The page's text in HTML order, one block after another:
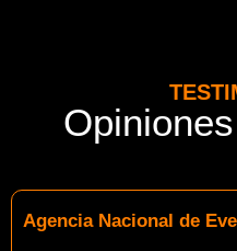
Agencia Nacional de